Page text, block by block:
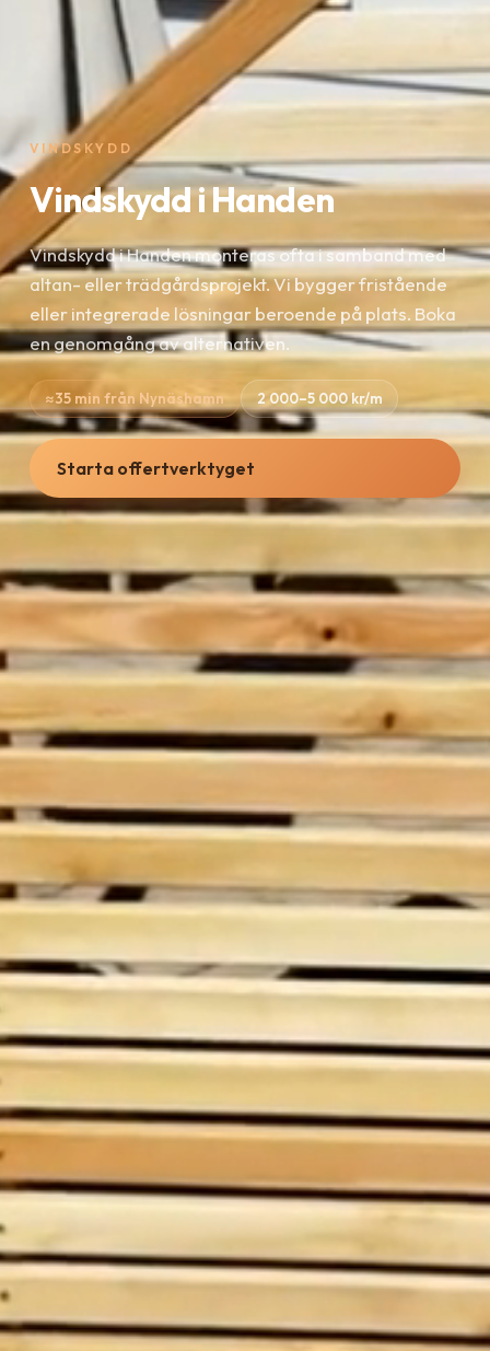
VINDSKYDD
Vindskydd i Handen
Vindskydd i Handen monteras ofta i samband med
altan- eller trädgårdsprojekt. Vi bygger fristående
eller integrerade lösningar beroende på plats. Boka
en genomgång av alternativen.
≈35 min från Nynäshamn 2 000–5 000 kr/m
Starta offertverktyget